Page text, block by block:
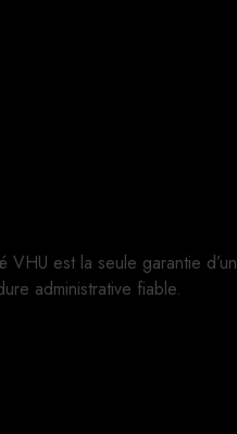
est la seule garantie d’un
administrative fiable.